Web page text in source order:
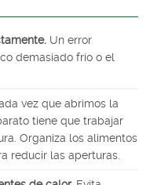
Un error
demasiado frío o el
vez que abrimos la
tiene que trabajar
Organiza los alimentos
reducir las aperturas.